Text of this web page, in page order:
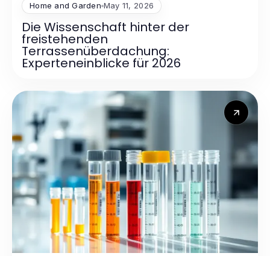
Home and Garden May 11, 2026
Die Wissenschaft hinter der
freistehenden
Terrassenüberdachung:
Experteneinblicke für 2026